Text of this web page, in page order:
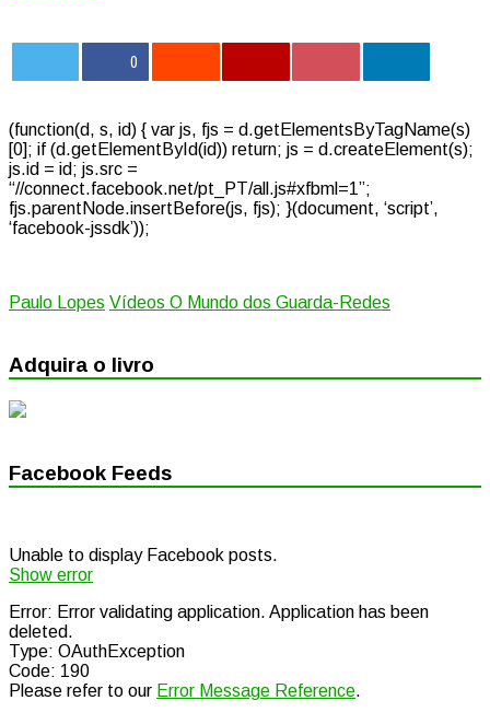
0
(function(d, s, id) { var js, fjs = d.getElementsByTagName(s)
[0]; if (d.getElementById(id)) return; js = d.createElement(s);
js.id = id; js.src =
“//connect.facebook.net/pt_PT/all.js#xfbml=1”;
fjs.parentNode.insertBefore(js, fjs); }(document, ‘script’,
‘facebook-jssdk’));
Paulo Lopes Vídeos O Mundo dos Guarda-Redes
Adquira o livro
Facebook Feeds
Unable to display Facebook posts.
Show error
Error: Error validating application. Application has been
deleted.
Type: OAuthException
Code: 190
Please refer to our Error Message Reference.